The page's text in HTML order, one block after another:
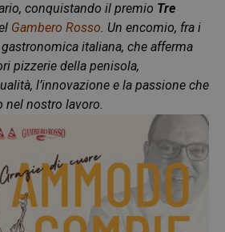
conquistando il premio Tre
Gambero Rosso. Un encomio, fra i
italiana, che afferma
pizzerie della penisola,
l’innovazione e la passione che
nostro lavoro.